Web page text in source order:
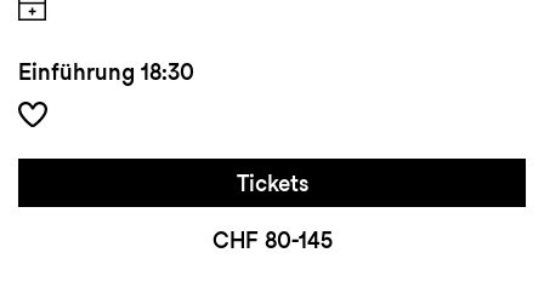
Einführung 18:30
Tickets
CHF 80-145